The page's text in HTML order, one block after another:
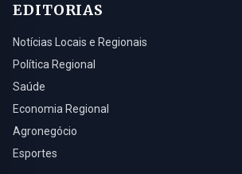
EDITORIAS
Notícias Locais e Regionais
Política Regional
Saúde
Economia Regional
Agronegócio
Esportes